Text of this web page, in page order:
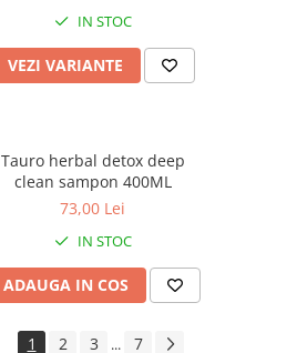
IN STOC
VEZI VARIANTE
Tauro herbal detox deep
clean sampon 400ML
73,00 Lei
IN STOC
ADAUGA IN COS
1 2 3 ... 7